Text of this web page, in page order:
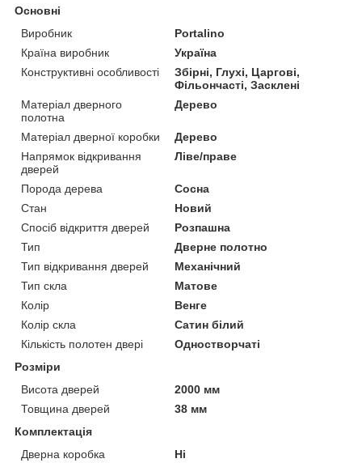
Основні
Виробник
Portalino
Країна виробник
Україна
Конструктивні особливості
Збірні, Глухі, Царгові,
Фільончасті, Засклені
Матеріал дверного
полотна
Дерево
Матеріал дверної коробки
Дерево
Напрямок відкривання
дверей
Ліве/праве
Порода дерева
Сосна
Стан
Новий
Спосіб відкриття дверей
Розпашна
Тип
Дверне полотно
Тип відкривання дверей
Механічний
Тип скла
Матове
Колір
Венге
Колір скла
Сатин білий
Кількість полотен двері
Одностворчаті
Розміри
Висота дверей
2000 мм
Товщина дверей
38 мм
Комплектація
Дверна коробка
Ні